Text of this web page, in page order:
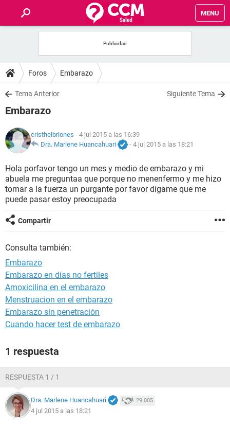
MENU
FOROS
SALUD
NUTRICIÓN
BIENESTAR
SEXUALIDAD
GLOSARIO
Foros Embarazo
Tema Anterior Siguiente Tema
Embarazo
cristhelbriones - 4 jul 2015 a las 16:39
Dra. Marlene Huancahuari
- 4 jul 2015 a las 18:21
Hola porfavor tengo un mes y medio de embarazo y mi
abuela me preguntaa que porque no menenfermo y me hizo
tomar a la fuerza un purgante por favor dígame que me
puede pasar estoy preocupada
Compartir
Consulta también:
Embarazo
Embarazo en días no fertiles
Amoxicilina en el embarazo
Menstruacion en el embarazo
Embarazo sin penetración
Cuando hacer test de embarazo
1 respuesta
RESPUESTA 1 / 1
Dra. Marlene Huancahuari 29.005
4 jul 2015 a las 18:21